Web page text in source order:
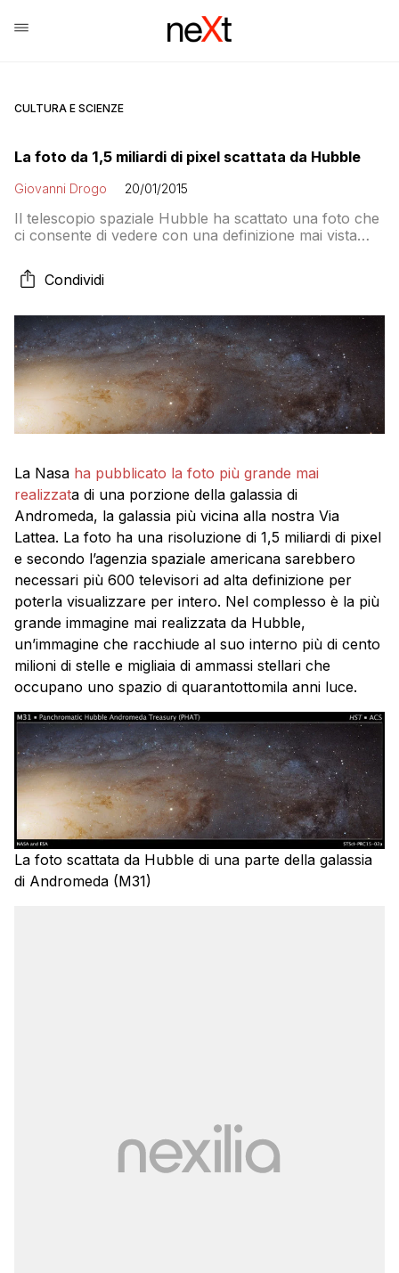
CULTURA E SCIENZE
La foto da 1,5 miliardi di pixel scattata da Hubble
Giovanni Drogo 20/01/2015
Il telescopio spaziale Hubble ha scattato una foto che
ci consente di vedere con una definizione mai vista
Condividi
La Nasa ha pubblicato la foto più grande mai
realizzata di una porzione della galassia di
Andromeda, la galassia più vicina alla nostra Via
Lattea. La foto ha una risoluzione di 1,5 miliardi di pixel
e secondo l’agenzia spaziale americana sarebbero
necessari più 600 televisori ad alta definizione per
poterla visualizzare per intero. Nel complesso è la più
grande immagine mai realizzata da Hubble,
un’immagine che racchiude al suo interno più di cento
milioni di stelle e migliaia di ammassi stellari che
occupano uno spazio di quarantottomila anni luce.
La foto scattata da Hubble di una parte della galassia
di Andromeda (M31)